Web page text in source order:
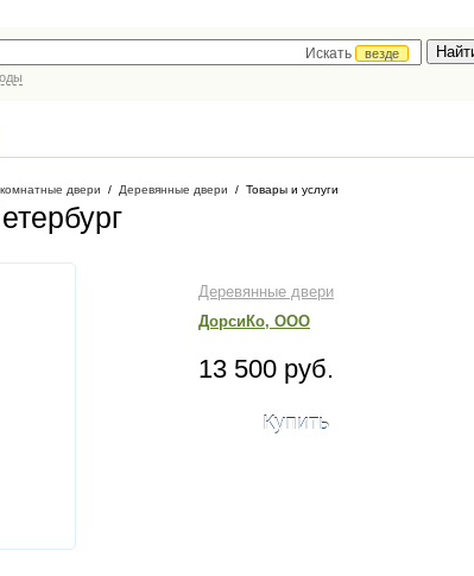
Искать
везде
двери / Деревянные двери / Товары и услуги
Деревянные двери
ДорсиКо, ООО
13 500 руб.
Купить